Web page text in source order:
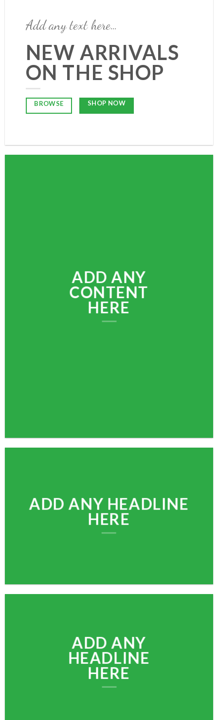
Add any text here…
NEW ARRIVALS
ON THE SHOP
BROWSE SHOP NOW
ADD ANY
CONTENT
HERE
ADD ANY HEADLINE
HERE
ADD ANY
HEADLINE
HERE